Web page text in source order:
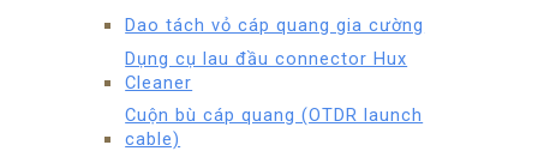
Dao tách vỏ cáp quang gia cường
Dụng cụ lau đầu connector Hux
Cleaner
Cuộn bù cáp quang (OTDR launch
cable)